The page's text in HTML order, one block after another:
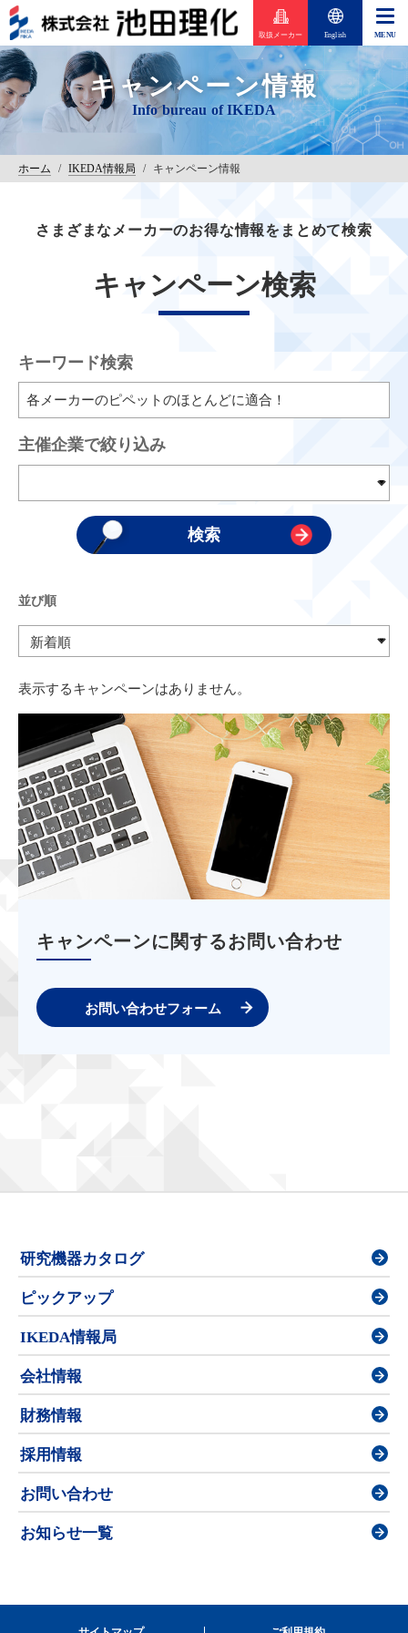
取扱メーカー English
キャンペーン情報
ホーム / IKEDA情報局 / キャンペーン情報
さまざまなメーカーのお得な情報をまとめて検索
キャンペーン検索
キーワード検索
主催企業で絞り込み
並び順
表示するキャンペーンはありません。
キャンペーンに関するお問い合わせ
お問い合わせフォーム
研究機器カタログ
ピックアップ
IKEDA情報局
会社情報
財務情報
採用情報
お問い合わせ
お知らせ一覧